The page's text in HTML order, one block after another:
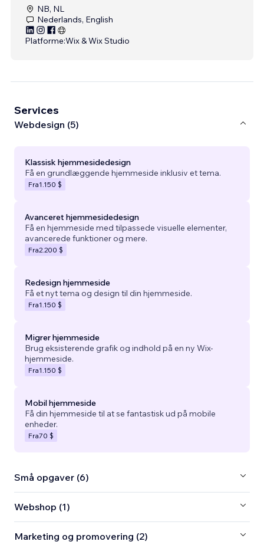
NB, NL
Nederlands, English
Platforme:Wix & Wix Studio
Services
Webdesign (5)
Klassisk hjemmesidedesign
Få en grundlæggende hjemmeside inklusiv et tema.
Fra1.150 $
Avanceret hjemmesidedesign
Få en hjemmeside med tilpassede visuelle elementer,
avancerede funktioner og mere.
Fra2.200 $
Redesign hjemmeside
Få et nyt tema og design til din hjemmeside.
Fra1.150 $
Migrer hjemmeside
Brug eksisterende grafik og indhold på en ny Wix-
hjemmeside.
Fra1.150 $
Mobil hjemmeside
Få din hjemmeside til at se fantastisk ud på mobile
enheder.
Fra70 $
Små opgaver (6)
Webshop (1)
Marketing og promovering (2)